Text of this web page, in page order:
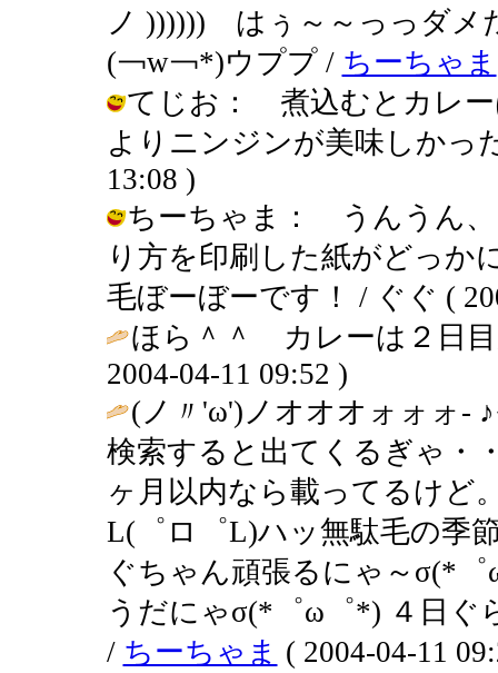
ノ )))))) はぅ～～っっダメ
(￢w￢*)ウププ / ちーちゃま
てじお： 煮込むとカレ
よりニンジンが美味しかっ
13:08 )
ちーちゃま： うんうん
り方を印刷した紙がどっ
毛ぼーぼーです！ / ぐぐ (
ほら＾＾ カレーは２日
2004-04-11 09:52 )
(ノ〃'ω')ノオオオォォォ-
検索すると出てくるぎゃ・
ヶ月以内なら載ってるけ
L(゜ロ゜L)ハッ無駄毛の季
ぐちゃん頑張るにゃ～σ(*
うだにゃσ(*゜ω゜*) ４日ぐ
/ ちーちゃま ( 2004-04-11